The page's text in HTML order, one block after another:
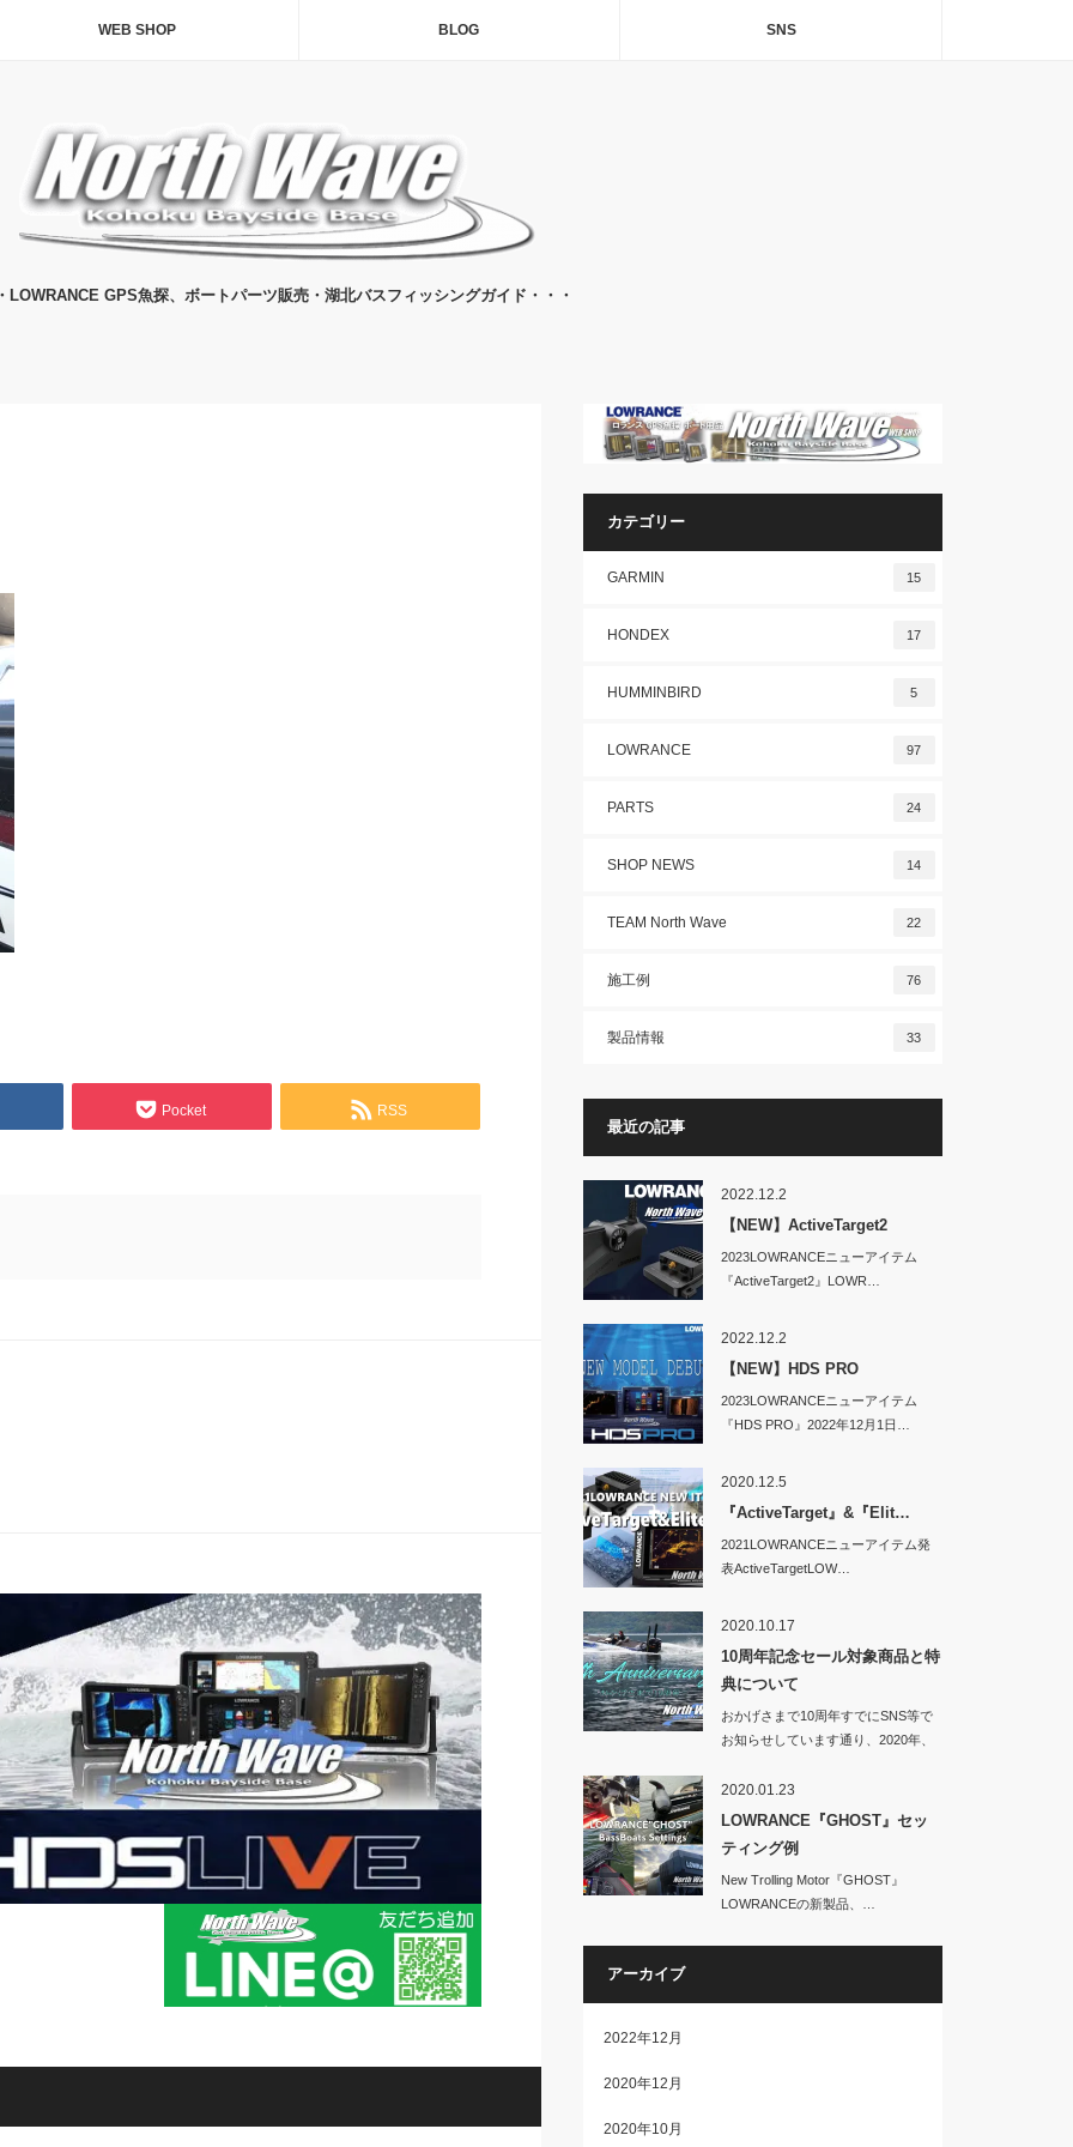
WEB SHOP BLOG SNS
LOWRANCE GPS魚探、ボートパーツ販売・湖北バスフィッシングガイド・・・
Pocket RSS
カテゴリー
GARMIN 15
HONDEX 17
HUMMINBIRD 5
LOWRANCE 97
PARTS 24
SHOP NEWS 14
TEAM North Wave 22
施工例 76
製品情報 33
最近の記事
2022.12.2
【NEW】ActiveTarget2
2023LOWRANCEニューアイテム
『ActiveTarget2』LOWR…
2022.12.2
【NEW】HDS PRO
2023LOWRANCEニューアイテム
『HDS PRO』2022年12月1日…
2020.12.5
『ActiveTarget』&『Elit…
2021LOWRANCEニューアイテム発
表ActiveTargetLOW…
2020.10.17
10周年記念セール対象商品と特
典について
おかげさまで10周年すでにSNS等で
お知らせしています通り、2020年、
2020.01.23
LOWRANCE『GHOST』セッ
ティング例
New Trolling Motor『GHOST』
LOWRANCEの新製品、…
アーカイブ
2022年12月
2020年12月
2020年10月